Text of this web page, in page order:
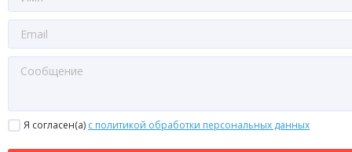
Я согласен(a) с политикой обработки персональных данных